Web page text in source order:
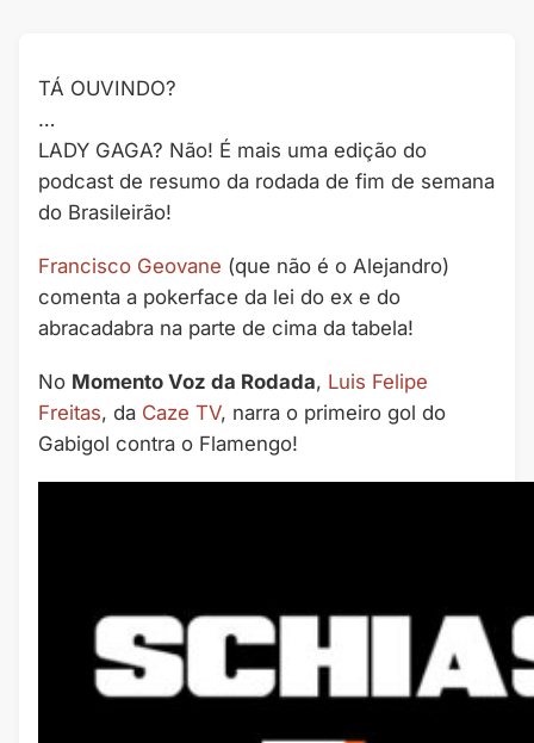
TÁ OUVINDO?
…
LADY GAGA? Não! É mais uma edição do
podcast de resumo da rodada de fim de semana
do Brasileirão!
Francisco Geovane⁠⁠⁠ ⁠⁠⁠⁠ (que não é o Alejandro)
comenta a pokerface da lei do ex e do
abracadabra na parte de cima da tabela!
No Momento Voz da Rodada, ⁠ Luis Felipe
Freitas⁠, da Caze TV, narra o primeiro gol do
Gabigol contra o Flamengo!